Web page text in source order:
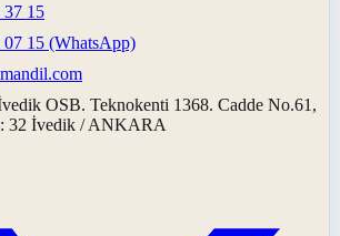
37 15
07 15 (WhatsApp)
OSB. Teknokenti 1368. Cadde No.61,
32 İvedik / ANKARA